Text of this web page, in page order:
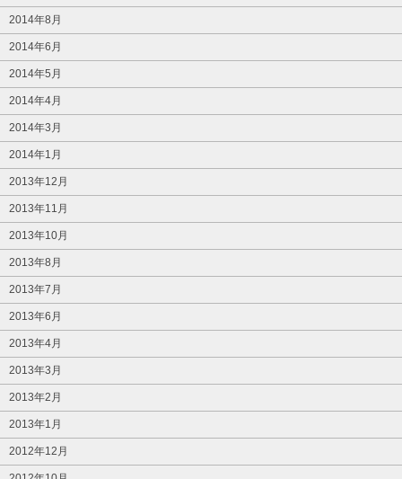
2014年8月
2014年6月
2014年5月
2014年4月
2014年3月
2014年1月
2013年12月
2013年11月
2013年10月
2013年8月
2013年7月
2013年6月
2013年4月
2013年3月
2013年2月
2013年1月
2012年12月